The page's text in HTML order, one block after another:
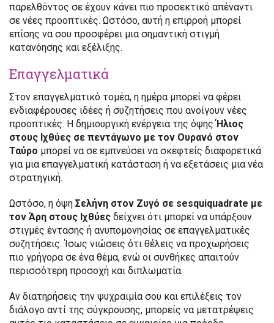
παρελθόντος σε έχουν κάνει πιο προσεκτικό απέναντι
σε νέες προοπτικές. Ωστόσο, αυτή η επιρροή μπορεί
επίσης να σου προσφέρει μια σημαντική στιγμή
κατανόησης και εξέλιξης.
Επαγγελματικά
Στον επαγγελματικό τομέα, η ημέρα μπορεί να φέρει
ενδιαφέρουσες ιδέες ή συζητήσεις που ανοίγουν νέες
προοπτικές. Η δημιουργική ενέργεια της όψηςΉλιος
στους Ιχθύες σε πεντάγωνο με τον Ουρανό στον
Ταύρο μπορεί να σε εμπνεύσει να σκεφτείς διαφορετικά
για μια επαγγελματική κατάσταση ή να εξετάσεις μια νέα
στρατηγική.
Ωστόσο, η όψη Σελήνη στον Ζυγό σε sesquiquadrate με
τον Άρη στους Ιχθύες δείχνει ότι μπορεί να υπάρξουν
στιγμές έντασης ή ανυπομονησίας σε επαγγελματικές
συζητήσεις. Ίσως νιώσεις ότι θέλεις να προχωρήσεις
πιο γρήγορα σε ένα θέμα, ενώ οι συνθήκες απαιτούν
περισσότερη προσοχή και διπλωματία.
Αν διατηρήσεις την ψυχραιμία σου και επιλέξεις τον
διάλογο αντί της σύγκρουσης, μπορείς να μετατρέψεις